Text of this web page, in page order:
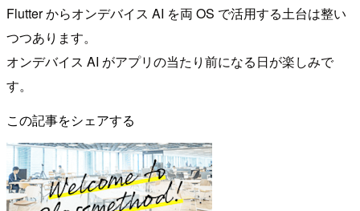
Flutter からオンデバイス AI を両 OS で活用する土台は整い
つつあります。
オンデバイス AI がアプリの当たり前になる日が楽しみで
す。
この記事をシェアする